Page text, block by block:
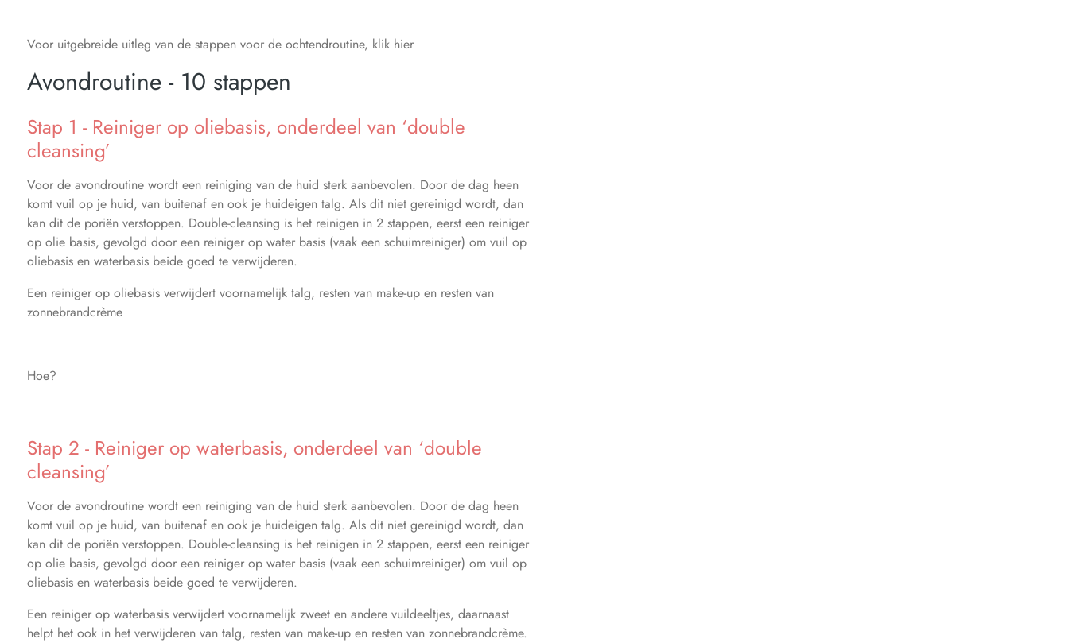
Voor uitgebreide uitleg van de stappen voor de ochtendroutine, klik hier
Avondroutine - 10 stappen
Stap 1 - Reiniger op oliebasis, onderdeel van ‘double
cleansing’
Voor de avondroutine wordt een reiniging van de huid sterk aanbevolen. Door de dag heen
komt vuil op je huid, van buitenaf en ook je huideigen talg. Als dit niet gereinigd wordt, dan
kan dit de poriën verstoppen. Double-cleansing is het reinigen in 2 stappen, eerst een reiniger
op olie basis, gevolgd door een reiniger op water basis (vaak een schuimreiniger) om vuil op
oliebasis en waterbasis beide goed te verwijderen.
Een reiniger op oliebasis verwijdert voornamelijk talg, resten van make-up en resten van
zonnebrandcrème
Hoe?
Stap 2 - Reiniger op waterbasis, onderdeel van ‘double
cleansing’
Voor de avondroutine wordt een reiniging van de huid sterk aanbevolen. Door de dag heen
komt vuil op je huid, van buitenaf en ook je huideigen talg. Als dit niet gereinigd wordt, dan
kan dit de poriën verstoppen. Double-cleansing is het reinigen in 2 stappen, eerst een reiniger
op olie basis, gevolgd door een reiniger op water basis (vaak een schuimreiniger) om vuil op
oliebasis en waterbasis beide goed te verwijderen.
Een reiniger op waterbasis verwijdert voornamelijk zweet en andere vuildeeltjes, daarnaast
helpt het ook in het verwijderen van talg, resten van make-up en resten van zonnebrandcrème.